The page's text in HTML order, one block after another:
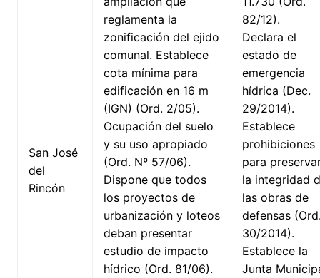
San José
del
Rincón
reglamenta la
zonificación del ejido
comunal. Establece
cota mínima para
edificación en 16 m
(IGN) (Ord. 2/05).
Ocupación del suelo
y su uso apropiado
(Ord. Nº 57/06).
Dispone que todos
los proyectos de
urbanización y loteos
deban presentar
estudio de impacto
hídrico (Ord. 81/06).
82/12).
Declara el
estado de
emergencia
hídrica (Dec.
29/2014).
Establece
prohibiciones
para
la integridad
las obras de
defensas
30/2014).
Establece la
Junta